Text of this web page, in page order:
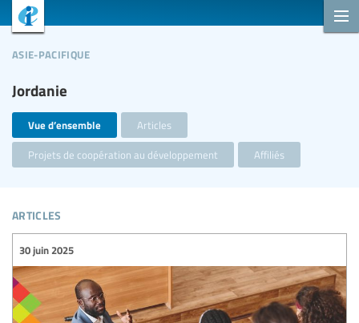
Jordanie
asie-pacifique
Vue d’ensemble Articles
Projets de coopération au développement Affiliés
articles
30 juin 2025